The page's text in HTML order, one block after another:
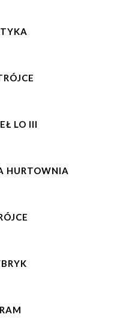
LO III
HURTOWNIA